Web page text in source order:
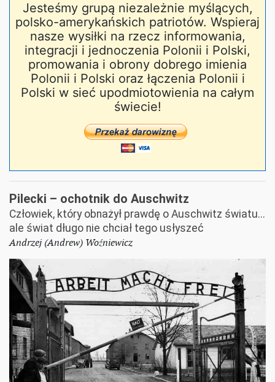
Jesteśmy grupą niezależnie myślących,
polsko-amerykańskich patriotów. Wspieraj
nasze wysiłki na rzecz informowania,
integracji i jednoczenia Polonii i Polski,
promowania i obrony dobrego imienia
Polonii i Polski oraz łączenia Polonii i
Polski w sieć upodmiotowienia na całym
świecie!
Pilecki – ochotnik do Auschwitz
Człowiek, który obnażył prawdę o Auschwitz światu...
ale świat długo nie chciał tego usłyszeć
Andrzej (Andrew) Woźniewicz